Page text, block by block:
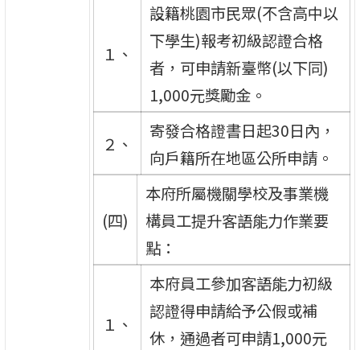
１、
設籍桃園市民眾(不含高中以
下學生)報考初級認證合格
者，可申請新臺幣(以下同)
1,000元獎勵金。
２、
寄發合格證書日起30日內，
向戶籍所在地區公所申請。
(四)
本府所屬機關學校及事業機
構員工提升客語能力作業要
點：
１、
本府員工參加客語能力初級
認證得申請給予公假或補
休，通過者可申請1,000元